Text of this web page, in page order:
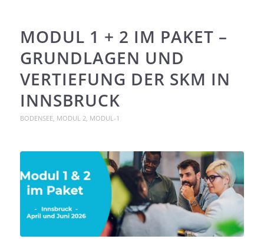
MODUL 1 + 2 IM PAKET –
GRUNDLAGEN UND
VERTIEFUNG DER SKM IN
INNSBRUCK
BODENSEE, MODUL 2, MODUL-1